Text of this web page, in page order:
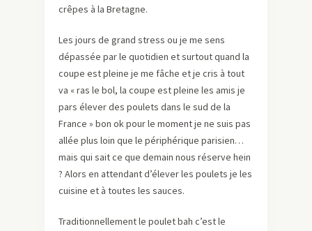
crêpes à la Bretagne.
Les jours de grand stress ou je me sens
dépassée par le quotidien et surtout quand la
coupe est pleine je me fâche et je cris à tout
va « ras le bol, la coupe est pleine les amis je
pars élever des poulets dans le sud de la
France » bon ok pour le moment je ne suis pas
allée plus loin que le périphérique parisien…
mais qui sait ce que demain nous réserve hein
? Alors en attendant d’élever les poulets je les
cuisine et à toutes les sauces.
Traditionnellement le poulet bah c’est le